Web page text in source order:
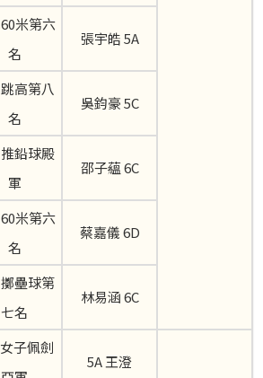
米第六
名
張宇皓 5A
高第八
名
吳鈞豪 5C
鉛球殿
軍
邵子蘊 6C
米第六
名
蔡嘉儀 6D
壘球第
七名
林易涵 6C
子佩劍
5A 王澄